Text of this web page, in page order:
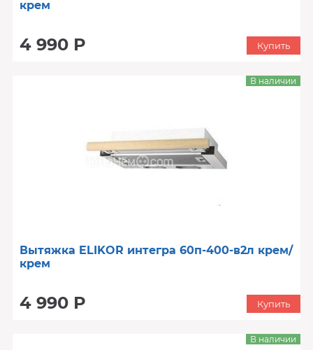
крем
4 990 Р Купить
Вытяжка ELIKOR интегра 60п-400-в2л крем/
крем
4 990 Р
В наличии
Купить
В наличии